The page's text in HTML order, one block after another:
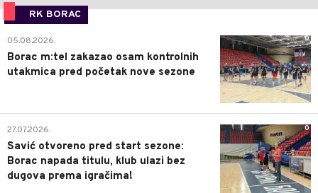
RK BORAC
0
05.08.2026.
Borac m:tel zakazao osam kontrolnih
utakmica pred početak nove sezone
0
27.07.2026.
Savić otvoreno pred start sezone:
Borac napada titulu, klub ulazi bez
dugova prema igračima!